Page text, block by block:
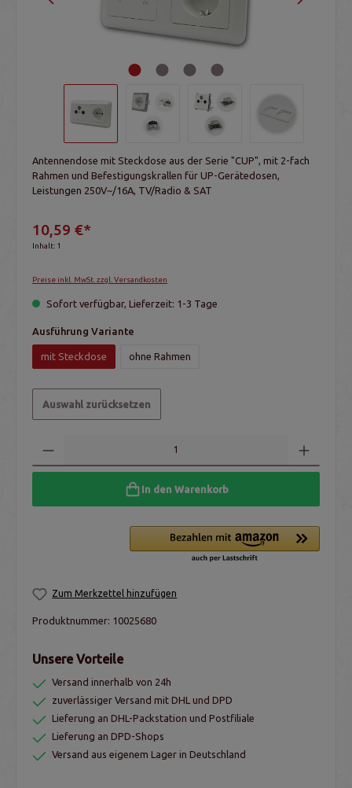
Antennendose mit Steckdose aus der Serie "CUP", mit 2-fach
Rahmen und Befestigungskrallen für UP-Gerätedosen,
Leistungen 250V~/16A, TV/Radio & SAT
10,59 €*
Inhalt: 1
Preise inkl. MwSt. zzgl. Versandkosten
Sofort verfügbar, Lieferzeit: 1-3 Tage
Ausführung Variante
mit Steckdose ohne Rahmen
Auswahl zurücksetzen
In den Warenkorb
Zum Merkzettel hinzufügen
Produktnummer: 10025680
Unsere Vorteile
Versand innerhalb von 24h
zuverlässiger Versand mit DHL und DPD
Lieferung an DHL-Packstation und Postfiliale
Lieferung an DPD-Shops
Versand aus eigenem Lager in Deutschland